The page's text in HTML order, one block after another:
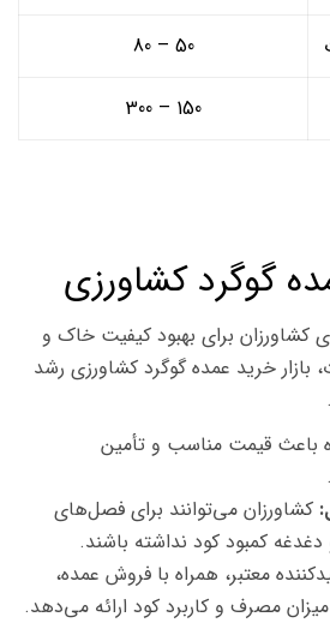
50 – 80
150 – 300
گوگرد کشاورزی
کشاورزان برای بهبود کیفیت خاک و
بازار خرید عمده گوگرد کشاورزی رشد
باعث قیمت مناسب و تأمین
کشاورزان می‌توانند برای فصل‌های
کمبود کود نداشته باشند.
معتبر، همراه با فروش عمده،
مصرف و کاربرد کود ارائه می‌دهد.